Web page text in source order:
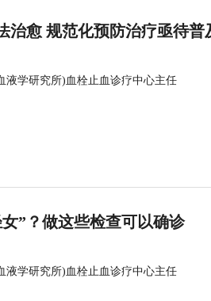
治愈 规范化预防治疗亟待普
液学研究所)血栓止血诊疗中心主任
”？做这些检查可以确诊
液学研究所)血栓止血诊疗中心主任